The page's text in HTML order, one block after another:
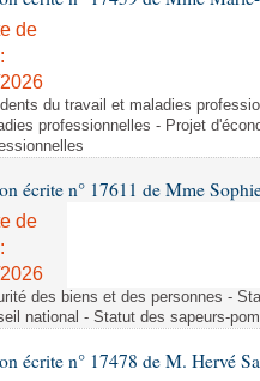
de
du travail et maladies
professionnelles - Projet
écrite n° 17611 de Mme
de
des biens et des personnes -
national - Statut des sapeurs-
écrite n° 17478 de M. Hervé